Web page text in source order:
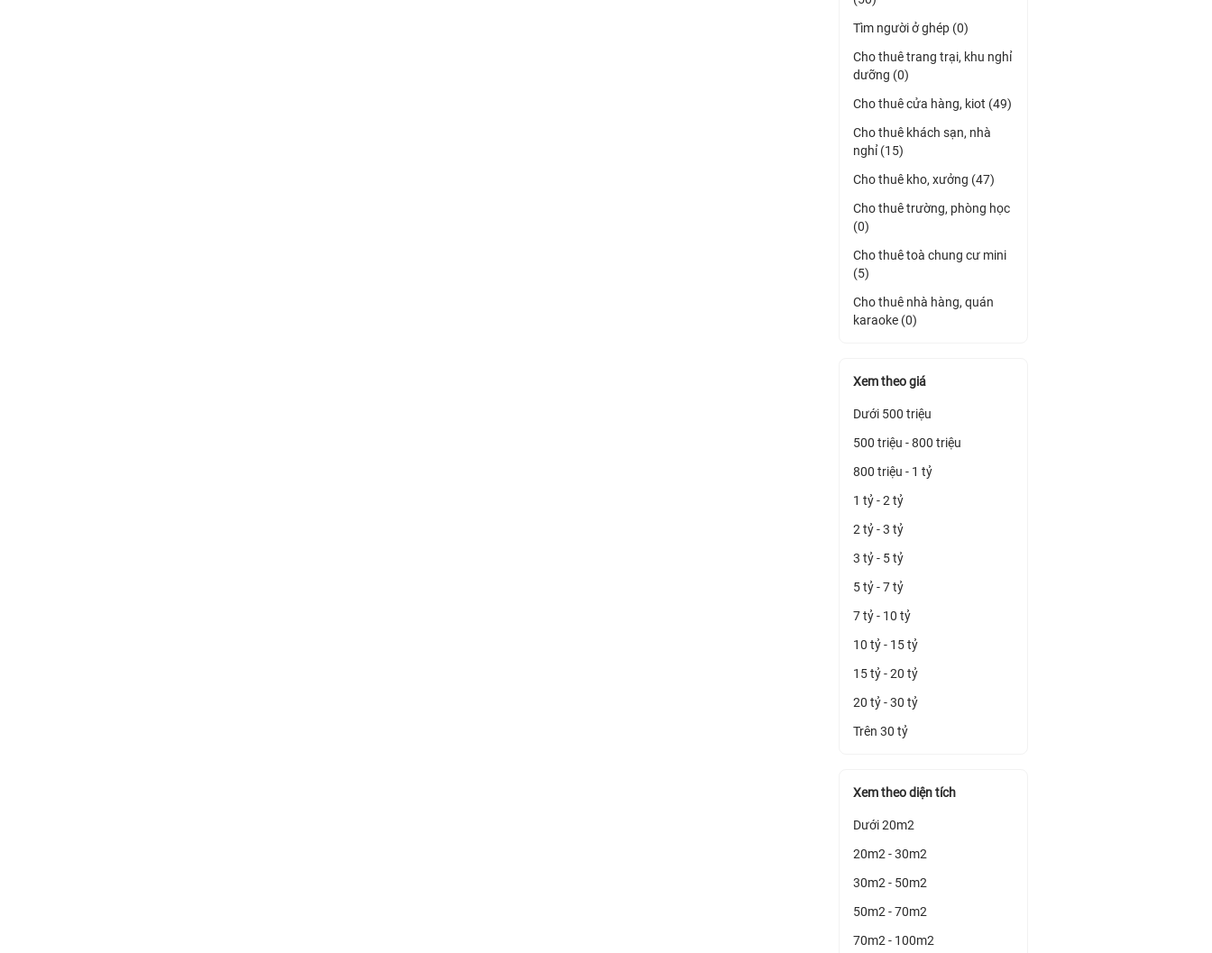
Tìm người ở ghép (0)
Cho thuê trang trại, khu nghỉ
dưỡng (0)
Cho thuê cửa hàng, kiot (49)
Cho thuê khách sạn, nhà
nghỉ (15)
Cho thuê kho, xưởng (47)
Cho thuê trường, phòng học
(0)
Cho thuê toà chung cư mini
(5)
Cho thuê nhà hàng, quán
karaoke (0)
Xem theo giá
Dưới 500 triệu
500 triệu - 800 triệu
800 triệu - 1 tỷ
1 tỷ - 2 tỷ
2 tỷ - 3 tỷ
3 tỷ - 5 tỷ
5 tỷ - 7 tỷ
7 tỷ - 10 tỷ
10 tỷ - 15 tỷ
15 tỷ - 20 tỷ
20 tỷ - 30 tỷ
Trên 30 tỷ
Xem theo diện tích
Dưới 20m2
20m2 - 30m2
30m2 - 50m2
50m2 - 70m2
70m2 - 100m2